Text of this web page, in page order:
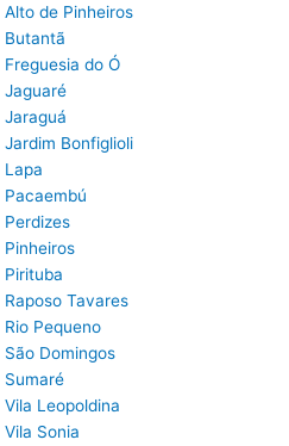
Alto de Pinheiros
Butantã
Freguesia do Ó
Jaguaré
Jaraguá
Jardim Bonfiglioli
Lapa
Pacaembú
Perdizes
Pinheiros
Pirituba
Raposo Tavares
Rio Pequeno
São Domingos
Sumaré
Vila Leopoldina
Vila Sonia